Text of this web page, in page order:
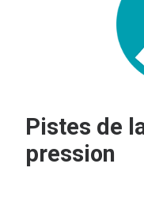
Pistes de
pression